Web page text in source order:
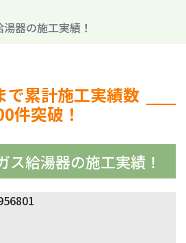
器の施工実績！
で累計施工実績数
件突破！
ス給湯器の施工実績！